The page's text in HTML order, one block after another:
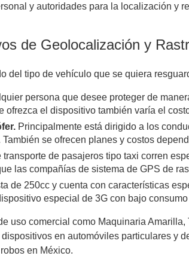
y autoridades para la localización y
de Geolocalización y
del tipo de vehículo que se quiera
persona que desee proteger de
el dispositivo también varía el
Principalmente está dirigido a los
se ofrecen planes y costos
de pasajeros tipo taxi corren
las compañías de sistema de GPS de
de 250cc y cuenta con características
especial de 3G con bajo
uso comercial como Maquinaria
en automóviles particulares y
en México.